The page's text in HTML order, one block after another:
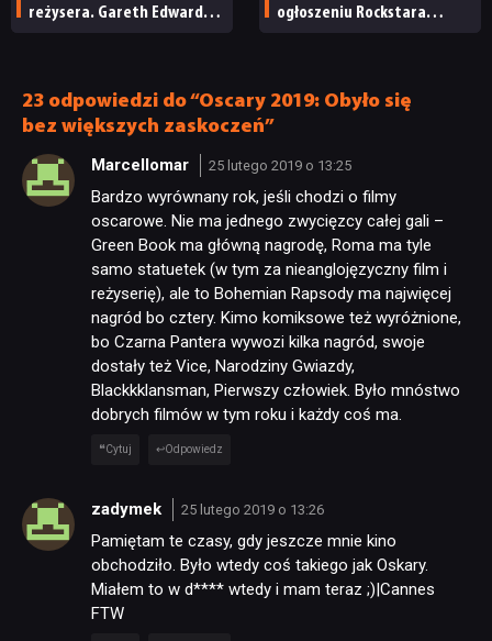
reżysera. Gareth Edwards
ogłoszeniu Rockstara
23 odpowiedzi do “Oscary 2019: Obyło się
bez większych zaskoczeń”
Marcellomar 25 lutego 2019 o 13:25
Bardzo wyrównany rok, jeśli chodzi o filmy
oscarowe. Nie ma jednego zwycięzcy całej gali –
Green Book ma główną nagrodę, Roma ma tyle
samo statuetek (w tym za nieanglojęzyczny film i
reżyserię), ale to Bohemian Rapsody ma najwięcej
nagród bo cztery. Kimo komiksowe też wyróżnione,
bo Czarna Pantera wywozi kilka nagród, swoje
dostały też Vice, Narodziny Gwiazdy,
Blackkklansman, Pierwszy człowiek. Było mnóstwo
dobrych filmów w tym roku i każdy coś ma.
Cytuj Odpowiedz
zadymek 25 lutego 2019 o 13:26
Pamiętam te czasy, gdy jeszcze mnie kino
obchodziło. Było wtedy coś takiego jak Oskary.
Miałem to w d**** wtedy i mam teraz ;)|Cannes
FTW